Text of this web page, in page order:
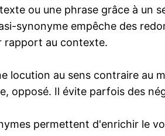
ou une phrase grâce à un
synonyme empêche des
rapport au contexte.
locution au sens contraire au
opposé. Il évite parfois des
permettent d'enrichir le